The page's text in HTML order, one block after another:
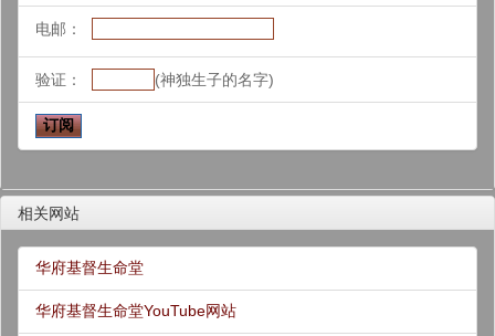
电邮：
验证： (神独生子的名字)
相关网站
华府基督生命堂
华府基督生命堂YouTube网站